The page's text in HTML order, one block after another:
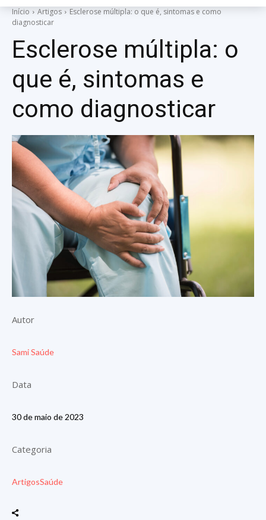
Início Artigos
Esclerose múltipla: o que é, sintomas e como
diagnosticar
Esclerose múltipla: o
que é, sintomas e
como diagnosticar
Autor
Sami Saúde
Data
30 de maio de 2023
Categoria
ArtigosSaúde